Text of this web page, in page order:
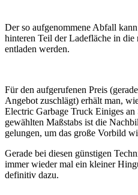
Der so aufgenommene Abfall
hinteren Teil der Ladefläche in
entladen werden.
Für den aufgerufenen Preis
Angebot zuschlägt) erhält man,
Electric Garbage Truck Einiges
gewählten Maßstabs ist die
gelungen, um das große Vorbild
Gerade bei diesen günstigen
immer wieder mal ein kleiner
definitiv dazu.